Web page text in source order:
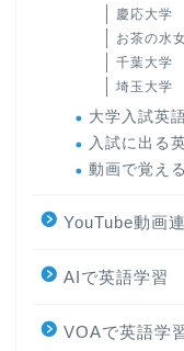
慶応大学
お茶の水
千葉大学
埼玉大学
大学入試英
入試に出る
動画で覚え
YouTube動画
AIで英語学習
VOAで英語学